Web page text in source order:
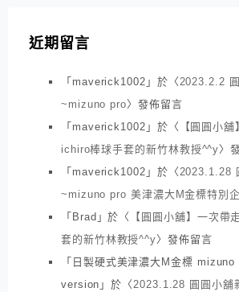
近期留言
「 maverick1002 」於〈2023.2.2
~mizuno pro〉發佈留言
「 maverick1002 」於〈
【圓圓小
ichiro棒球手套的新竹林教授^^y〉
「 maverick1002 」於〈2023.1.28
~mizuno pro 美津濃大M金標特別
「 Brad 」於〈
【圓圓小舖】一次帶
套的新竹林教授^^y〉發佈留言
「 日製硬式美津濃大M金標
version 」於〈2023.1.28 圓圓小舖